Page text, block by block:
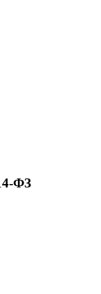
ФЗ